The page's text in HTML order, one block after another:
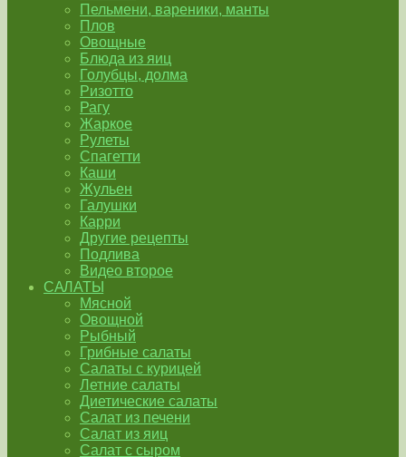
Пельмени, вареники, манты
Плов
Овощные
Блюда из яиц
Голубцы, долма
Ризотто
Рагу
Жаркое
Рулеты
Спагетти
Каши
Жульен
Галушки
Карри
Другие рецепты
Подлива
Видео второе
САЛАТЫ
Мясной
Овощной
Рыбный
Грибные салаты
Салаты с курицей
Летние салаты
Диетические салаты
Салат из печени
Салат из яиц
Салат с сыром